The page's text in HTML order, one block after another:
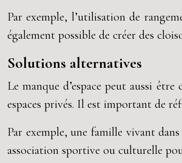
Par exemple, l’utilisation de
également possible de créer des
Solutions alternatives
Le manque d’espace peut aussi
espaces privés. Il est important de
Par exemple, une famille vivant
association sportive ou culturelle